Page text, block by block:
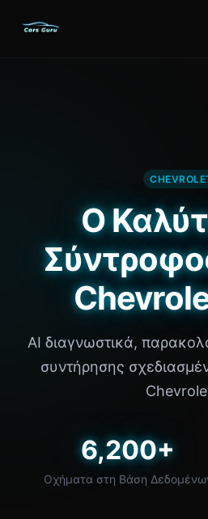
Ο
AI διαγνωστικά,
συντήρησης
6,200+
Οχήματα στη Βάση